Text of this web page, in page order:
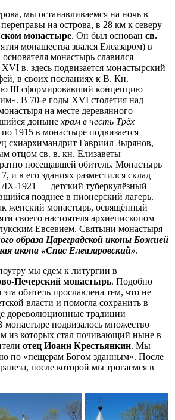
мы останавливаемся на ночь в
на острова, в 28 км к северу
монастыре. Он был основан св.
монашества звался Елеазаром) в
монастырь славился
в. здесь подвизается монастырский
в своих посланиях к В. Кн.
III сформировавший концепцию
В 70-е годы XVI столетия над
на месте деревянного
доныне храм в честь Трёх
1915 в монастыре подвизается
схиархимандрит Гавриил Зырянов,
отцом св. в. кн. Елизаветы
посещавшей обитель. Монастырь
и в его зданиях разместился склад
1921 — детский туберкулёзный
позднее в пионерский лагерь.
женский монастырь, освящённый
своего настоятеля архиепископом
Евсевием. Святыни монастыря
образа Цареградской иконы Божией
икона «Спас Елеазаровский».
мы едем к литургии в
Печерский монастырь. Подобно
обитель прославлена тем, что не
власти и помогла сохранить в
дореволюционные традиции
подвизалось множество
из которых стал почивающий ныне в
отец Иоанн Крестьянкин. Мы
по «пещерам Богом зданным». После
после которой мы трогаемся в